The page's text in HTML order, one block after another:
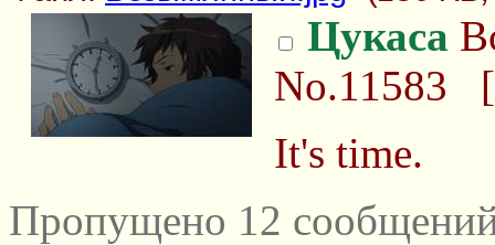
Цукаса
No.11583 [
It's time.
Пропущено 12